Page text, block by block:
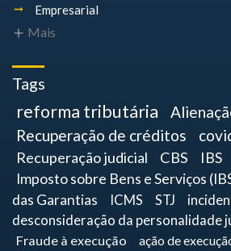
Empresarial
Mais
Tags
reforma tributária
Recuperação de créditos
Recuperação judicial CBS IBS
Imposto sobre Bens e Serviços
das Garantias
ICMS STJ
desconsideração da personalidade
Fraude à execução
ação de